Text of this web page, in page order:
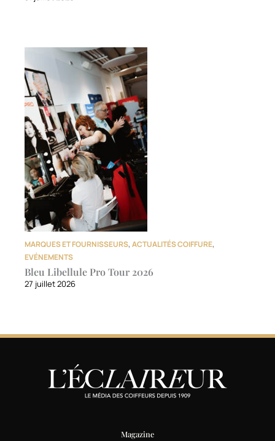
MARQUES ET FOURNISSEURS,ACTUALITÉS COIFFURE,
EVÉNEMENTS
Bleu Libellule Pro Tour 2026
27 juillet 2026
Magazine